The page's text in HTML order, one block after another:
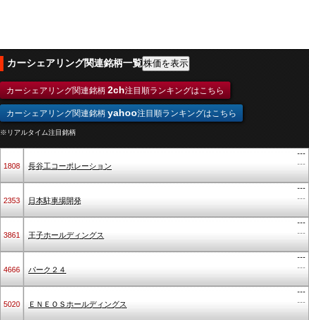
カーシェアリング関連銘柄一覧
カーシェアリング関連銘柄 2ch注目順ランキングはこちら
カーシェアリング関連銘柄 yahoo注目順ランキングはこちら
※リアルタイム注目銘柄
1808 長谷工コーポレーション
---
---
2353 日本駐車場開発
---
---
3861 王子ホールディングス
---
---
4666 パーク２４
---
---
5020 ＥＮＥＯＳホールディングス
---
---